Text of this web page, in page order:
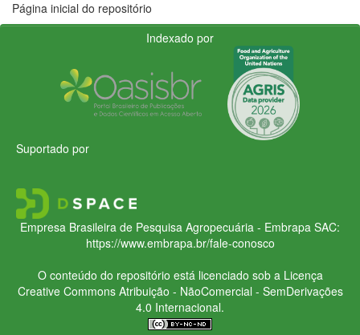
Página inicial do repositório
Indexado por
Suportado por
Empresa Brasileira de Pesquisa Agropecuária - Embrapa SAC:
https://www.embrapa.br/fale-conosco
O conteúdo do repositório está licenciado sob a Licença
Creative CommonsAtribuição - NãoComercial - SemDerivações
4.0 Internacional.